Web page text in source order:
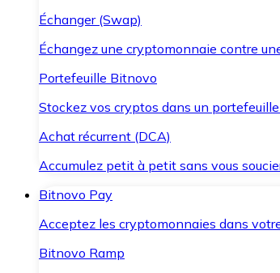
Échanger (Swap)
Échangez une cryptomonnaie contre
Portefeuille Bitnovo
Stockez vos cryptos dans un
Achat récurrent (DCA)
Accumulez petit à petit sans vous
Bitnovo Pay
Acceptez les cryptomonnaies dans
Bitnovo Ramp